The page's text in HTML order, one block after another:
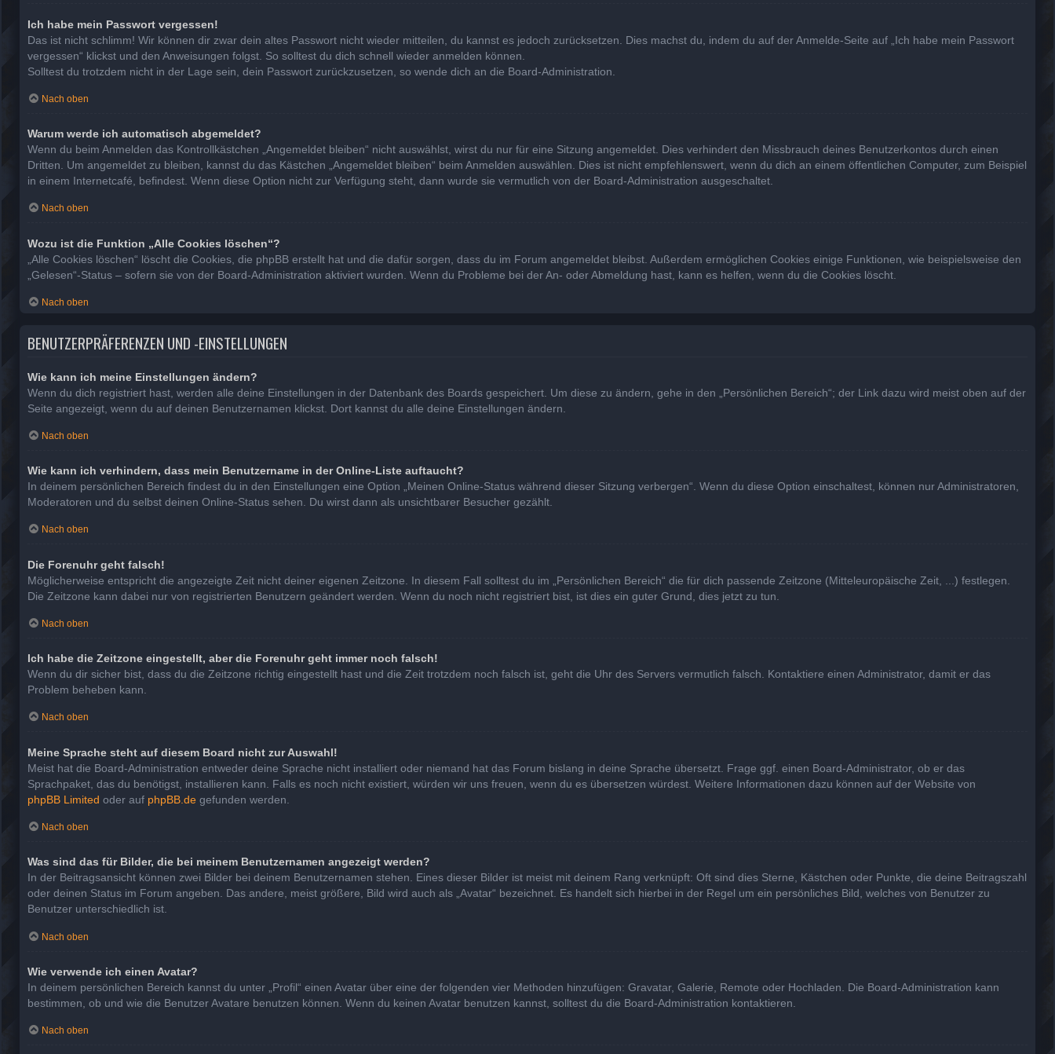
Ich habe mein Passwort vergessen!
Das ist nicht schlimm! Wir können dir zwar dein altes Passwort nicht wieder mitteilen, du kannst es jedoch zurücksetzen. Dies machst du, indem du auf der Anmelde-Seite auf „Ich habe mein Passwort
vergessen“ klickst und den Anweisungen folgst. So solltest du dich schnell wieder anmelden können.
Solltest du trotzdem nicht in der Lage sein, dein Passwort zurückzusetzen, so wende dich an die Board-Administration.
Nach oben
Warum werde ich automatisch abgemeldet?
Wenn du beim Anmelden das Kontrollkästchen „Angemeldet bleiben“ nicht auswählst, wirst du nur für eine Sitzung angemeldet. Dies verhindert den Missbrauch deines Benutzerkontos durch einen
Dritten. Um angemeldet zu bleiben, kannst du das Kästchen „Angemeldet bleiben“ beim Anmelden auswählen. Dies ist nicht empfehlenswert, wenn du dich an einem öffentlichen Computer, zum Beispiel
in einem Internetcafé, befindest. Wenn diese Option nicht zur Verfügung steht, dann wurde sie vermutlich von der Board-Administration ausgeschaltet.
Nach oben
Wozu ist die Funktion „Alle Cookies löschen“?
„Alle Cookies löschen“ löscht die Cookies, die phpBB erstellt hat und die dafür sorgen, dass du im Forum angemeldet bleibst. Außerdem ermöglichen Cookies einige Funktionen, wie beispielsweise den
„Gelesen“-Status – sofern sie von der Board-Administration aktiviert wurden. Wenn du Probleme bei der An- oder Abmeldung hast, kann es helfen, wenn du die Cookies löscht.
Nach oben
BENUTZERPRÄFERENZEN UND -EINSTELLUNGEN
Wie kann ich meine Einstellungen ändern?
Wenn du dich registriert hast, werden alle deine Einstellungen in der Datenbank des Boards gespeichert. Um diese zu ändern, gehe in den „Persönlichen Bereich“; der Link dazu wird meist oben auf der
Seite angezeigt, wenn du auf deinen Benutzernamen klickst. Dort kannst du alle deine Einstellungen ändern.
Nach oben
Wie kann ich verhindern, dass mein Benutzername in der Online-Liste auftaucht?
In deinem persönlichen Bereich findest du in den Einstellungen eine Option „Meinen Online-Status während dieser Sitzung verbergen“. Wenn du diese Option einschaltest, können nur Administratoren,
Moderatoren und du selbst deinen Online-Status sehen. Du wirst dann als unsichtbarer Besucher gezählt.
Nach oben
Die Forenuhr geht falsch!
Möglicherweise entspricht die angezeigte Zeit nicht deiner eigenen Zeitzone. In diesem Fall solltest du im „Persönlichen Bereich“ die für dich passende Zeitzone (Mitteleuropäische Zeit, ...) festlegen.
Die Zeitzone kann dabei nur von registrierten Benutzern geändert werden. Wenn du noch nicht registriert bist, ist dies ein guter Grund, dies jetzt zu tun.
Nach oben
Ich habe die Zeitzone eingestellt, aber die Forenuhr geht immer noch falsch!
Wenn du dir sicher bist, dass du die Zeitzone richtig eingestellt hast und die Zeit trotzdem noch falsch ist, geht die Uhr des Servers vermutlich falsch. Kontaktiere einen Administrator, damit er das
Problem beheben kann.
Nach oben
Meine Sprache steht auf diesem Board nicht zur Auswahl!
Meist hat die Board-Administration entweder deine Sprache nicht installiert oder niemand hat das Forum bislang in deine Sprache übersetzt. Frage ggf. einen Board-Administrator, ob er das
Sprachpaket, das du benötigst, installieren kann. Falls es noch nicht existiert, würden wir uns freuen, wenn du es übersetzen würdest. Weitere Informationen dazu können auf der Website von
phpBB Limited oder auf phpBB.de gefunden werden.
Nach oben
Was sind das für Bilder, die bei meinem Benutzernamen angezeigt werden?
In der Beitragsansicht können zwei Bilder bei deinem Benutzernamen stehen. Eines dieser Bilder ist meist mit deinem Rang verknüpft: Oft sind dies Sterne, Kästchen oder Punkte, die deine Beitragszahl
oder deinen Status im Forum angeben. Das andere, meist größere, Bild wird auch als „Avatar“ bezeichnet. Es handelt sich hierbei in der Regel um ein persönliches Bild, welches von Benutzer zu
Benutzer unterschiedlich ist.
Nach oben
Wie verwende ich einen Avatar?
In deinem persönlichen Bereich kannst du unter „Profil“ einen Avatar über eine der folgenden vier Methoden hinzufügen: Gravatar, Galerie, Remote oder Hochladen. Die Board-Administration kann
bestimmen, ob und wie die Benutzer Avatare benutzen können. Wenn du keinen Avatar benutzen kannst, solltest du die Board-Administration kontaktieren.
Nach oben